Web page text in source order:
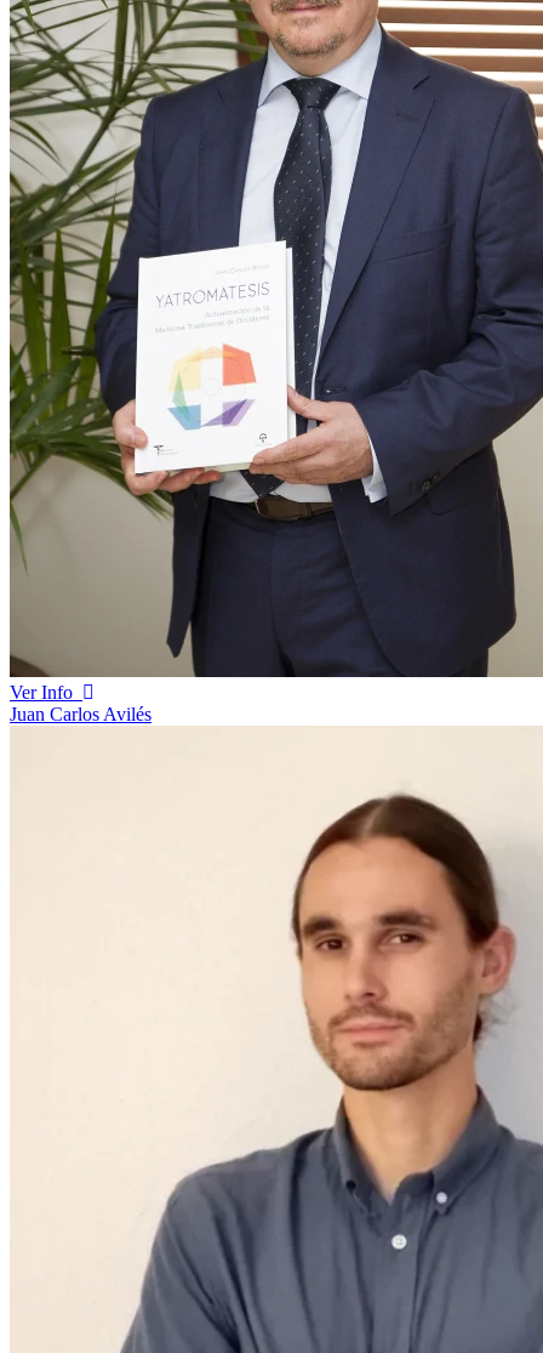
Ver Info
Juan Carlos Avilés